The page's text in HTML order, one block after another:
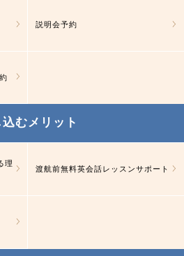
説明会予約
むメリット
理
渡航前無料英会話レッスンサポート